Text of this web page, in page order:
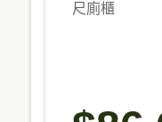
尺廁櫃